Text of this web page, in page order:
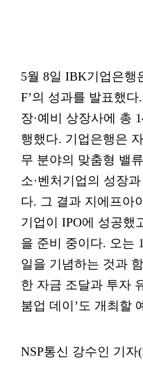
5월 8일 IBK기업은행
F’의 성과를 발표했
장·예비 상장사에 총
행했다. 기업은행은
무 분야의 맞춤형 밸
소·벤처기업의 성장
다. 그 결과 지에프아
기업이 IPO에 성공했
을 준비 중이다. 오는
일을 기념하는 것과
한 자금 조달과 투자
붐업 데이’도 개최할
NSP통신 강수인 기자